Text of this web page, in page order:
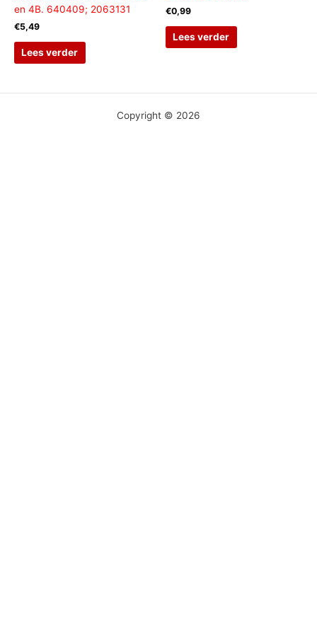
en 4B. 640409; 2063131
€5,49
Lees verder
€0,99
Lees verder
Copyright © 2026